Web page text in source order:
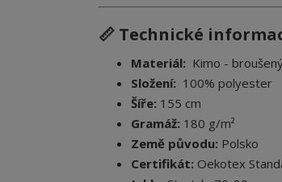
📏 Technické
Materiál: Kimo -
Složení: 100% polyester
Šíře: 155 cm
Gramáž: 180 g/m²
Země původu: Polsko
Certifikát: Oekotex